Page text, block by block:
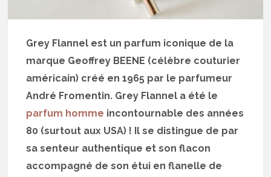
Grey Flannel est un parfum iconique de la
marque Geoffrey BEENE (célèbre couturier
américain) créé en 1965 par le parfumeur
André Fromentin. Grey Flannel a été le
parfum homme incontournable des années
80 (surtout aux USA) ! Il se distingue de par
sa senteur authentique et son flacon
accompagné de son étui en flanelle de